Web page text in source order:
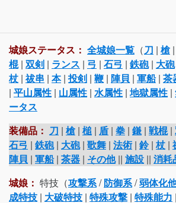
城娘ステータス： 全城娘一覧 （刀 | 槍 |
棍| 双剣 | ランス | 弓 | 石弓 | 鉄砲| 大砲
杖 | 祓串 | 本|投剣 | 鞭 | 陣貝 | 軍船| 茶
| 平山属性 | 山属性 | 水属性 | 地獄属性 |
ータス
装備品： 刀 | 槍 | 槌 | 盾 | 拳 | 鎌| 戦棍|
石弓 | 鉄砲| 大砲| 歌舞 | 法術 | 鈴| 杖 |
陣貝 | 軍船| 茶器 | その他|| 施設 || 消耗
城娘： 特技（攻撃系/防御系/弱体化
成特技 | 大破特技 | 特殊攻撃 | 特殊能力 |